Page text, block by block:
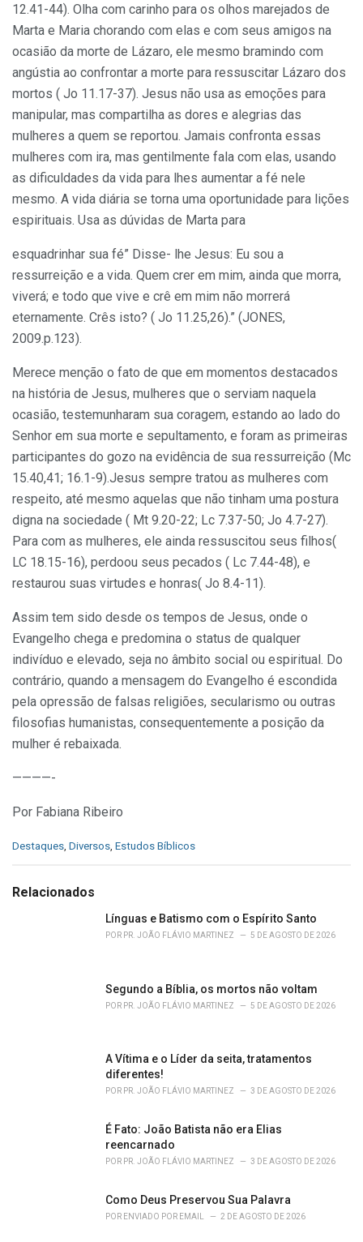
12.41-44). Olha com carinho para os olhos marejados de
Marta e Maria chorando com elas e com seus amigos na
ocasião da morte de Lázaro, ele mesmo bramindo com
angústia ao confrontar a morte para ressuscitar Lázaro dos
mortos ( Jo 11.17-37). Jesus não usa as emoções para
manipular, mas compartilha as dores e alegrias das
mulheres a quem se reportou. Jamais confronta essas
mulheres com ira, mas gentilmente fala com elas, usando
as dificuldades da vida para lhes aumentar a fé nele
mesmo. A vida diária se torna uma oportunidade para lições
espirituais. Usa as dúvidas de Marta para
esquadrinhar sua fé” Disse- lhe Jesus: Eu sou a
ressurreição e a vida. Quem crer em mim, ainda que morra,
viverá; e todo que vive e crê em mim não morrerá
eternamente. Crês isto? ( Jo 11.25,26).” (JONES,
2009.p.123).
Merece menção o fato de que em momentos destacados
na história de Jesus, mulheres que o serviam naquela
ocasião, testemunharam sua coragem, estando ao lado do
Senhor em sua morte e sepultamento, e foram as primeiras
participantes do gozo na evidência de sua ressurreição (Mc
15.40,41; 16.1-9).Jesus sempre tratou as mulheres com
respeito, até mesmo aquelas que não tinham uma postura
digna na sociedade ( Mt 9.20-22; Lc 7.37-50; Jo 4.7-27).
Para com as mulheres, ele ainda ressuscitou seus filhos(
LC 18.15-16), perdoou seus pecados ( Lc 7.44-48), e
restaurou suas virtudes e honras( Jo 8.4-11).
Assim tem sido desde os tempos de Jesus, onde o
Evangelho chega e predomina o status de qualquer
indivíduo e elevado, seja no âmbito social ou espiritual. Do
contrário, quando a mensagem do Evangelho é escondida
pela opressão de falsas religiões, secularismo ou outras
filosofias humanistas, consequentemente a posição da
mulher é rebaixada.
————-
Por Fabiana Ribeiro
C
e
Destaques Diversos Estudos Bíblicos
Relacionados
Línguas e Batismo com o Espírito Santo
POR PR. JOÃO FLÁVIO MARTINEZ 5 DE AGOSTO DE 2026
Segundo a Bíblia, os mortos não voltam
POR PR. JOÃO FLÁVIO MARTINEZ 5 DE AGOSTO DE 2026
A Vítima e o Líder da seita, tratamentos
diferentes!
POR PR. JOÃO FLÁVIO MARTINEZ 3 DE AGOSTO DE 2026
É Fato: João Batista não era Elias
reencarnado
POR PR. JOÃO FLÁVIO MARTINEZ 3 DE AGOSTO DE 2026
Como Deus Preservou Sua Palavra
POR ENVIADO POR EMAIL 2 DE AGOSTO DE 2026